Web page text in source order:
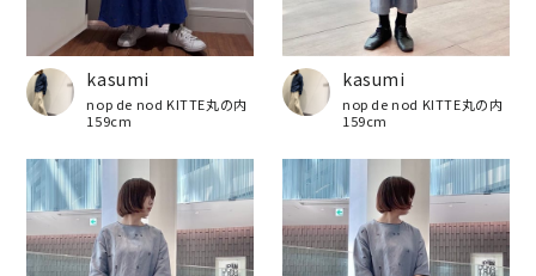
kasumi
nop de nod KITTE丸の内
159cm
kasumi
nop de nod KITTE丸の内
159cm